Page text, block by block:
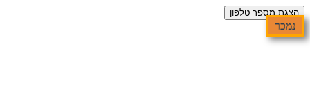
הצגת מספר טלפון
נמכר